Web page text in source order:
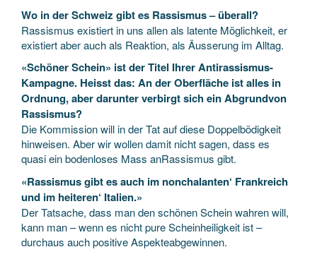
Wo in der Schweiz gibt es Rassismus – überall?
Rassismus existiert in uns allen als latente Möglichkeit, er
existiert aber auch als Reaktion, als Äusserung im Alltag.
«Schöner Schein» ist der Titel Ihrer Antirassismus-
Kampagne. Heisst das: An der Oberfläche ist alles in
Ordnung, aber darunter verbirgt sich ein Abgrundvon
Rassismus?
Die Kommission will in der Tat auf diese Doppelbödigkeit
hinweisen. Aber wir wollen damit nicht sagen, dass es
quasi ein bodenloses Mass anRassismus gibt.
«Rassismus gibt es auch im nonchalanten‘ Frankreich
und im heiteren‘ Italien.»
Der Tatsache, dass man den schönen Schein wahren will,
kann man – wenn es nicht pure Scheinheiligkeit ist –
durchaus auch positive Aspekteabgewinnen.